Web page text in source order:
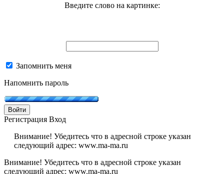
Введите слово на картинке:
Запомнить меня
Напомнить пароль
Войти
Регистрация Вход
Внимание! Убедитесь что в адресной строке указан
следующий адрес: www.ma-ma.ru
Внимание! Убедитесь что в адресной строке указан
следующий адрес: www.ma-ma.ru